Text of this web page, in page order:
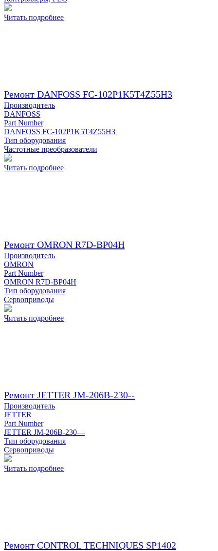
Читать подробнее
Ремонт DANFOSS FC-102P1K5T4Z55H3
Производитель
DANFOSS
Part Number
DANFOSS FC-102P1K5T4Z55H3
Тип оборудования
Частотные преобразователи
Читать подробнее
Ремонт OMRON R7D-BP04H
Производитель
OMRON
Part Number
OMRON R7D-BP04H
Тип оборудования
Сервоприводы
Читать подробнее
Ремонт JETTER JM-206B-230--
Производитель
JETTER
Part Number
JETTER JM-206B-230—
Тип оборудования
Сервоприводы
Читать подробнее
Ремонт CONTROL TECHNIQUES SP1402